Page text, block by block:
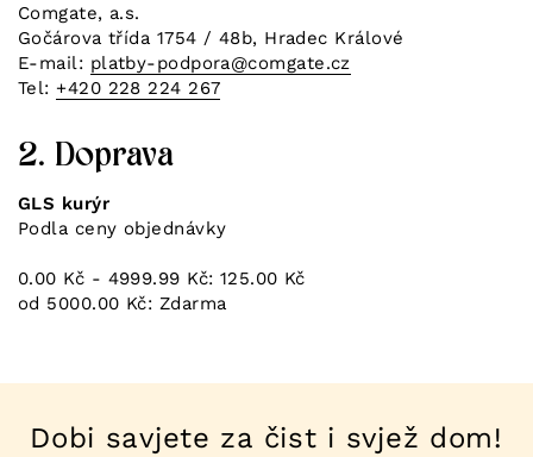
Comgate, a.s.
Gočárova třída 1754 / 48b, Hradec Králové
E-mail: platby-podpora@comgate.cz
Tel: +420 228 224 267
2. Doprava
GLS kurýr
Podla ceny objednávky
0.00 Kč - 4999.99 Kč: 125.00 Kč
od 5000.00 Kč: Zdarma
Dobi savjete za čist i svjež dom!